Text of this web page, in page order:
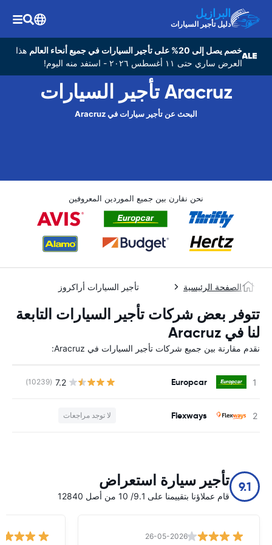
البرازيل
دليل تأجير السيارات
خصم يصل إلى 20% على تأجير السيارات في جميع أنحاء العالم
هذا
العرض ساري حتى ١١ أغسطس ٢٠٢٦ - استفد منه اليوم!
Aracruz تأجير السيارات
البحث عن تأجير سيارات في Aracruz
نحن نقارن بين جميع الموردين المعروفين
الصفحة الرئيسية تأجير السيارات أراكروز
تتوفر بعض شركات تأجير السيارات التابعة
لنا في Aracruz
نقدم مقارنة بين جميع شركات تأجير السيارات في Aracruz:
Europcar
7.2
(10239)
Flexways لا توجد مراجعات
9.1 تأجير سيارة استعراض
قام عملاؤنا بتقييمنا على 9.1/ 10 من أصل 12840
26-05-2026